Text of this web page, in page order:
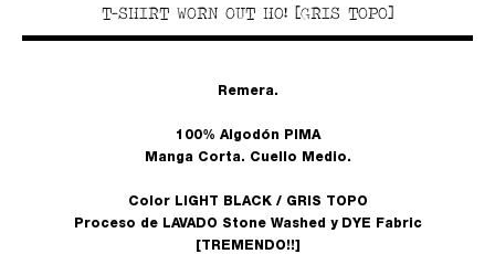
T-SHIRT WORN OUT HO! [GRIS TOPO]
Remera.
100% Algodón PIMA
Manga Corta. Cuello Medio.
Color LIGHT BLACK / GRIS TOPO
Proceso de LAVADO Stone Washed y DYE Fabric
[TREMENDO!!]